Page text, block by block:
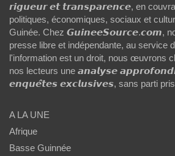
𝙧𝙞𝙜𝙪𝙚𝙪𝙧 𝙚𝙩 𝙩𝙧𝙖𝙣𝙨𝙥𝙖𝙧𝙚𝙣𝙘𝙚, en
politiques, économiques, sociaux et
Guinée. Chez 𝙂𝙪𝙞𝙣𝙚𝙚𝙎𝙤𝙪𝙧𝙘𝙚.𝙘𝙤𝙢,
presse libre et indépendante, au service
l'information est un droit, nous œuvrons
nos lecteurs une 𝙖𝙣𝙖𝙡𝙮𝙨𝙚
𝙚𝙣𝙦𝙪𝙚̂𝙩𝙚𝙨 𝙚𝙭𝙘𝙡𝙪𝙨𝙞𝙫𝙚𝙨, sans parti
A LA UNE
Afrique
Basse Guinnée